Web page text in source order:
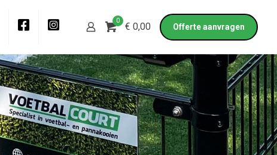
0
€ 0,00 Offerte aanvragen